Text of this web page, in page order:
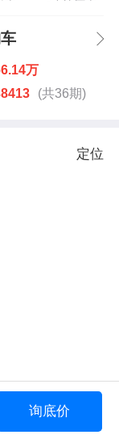
万
(共36期)
定位
询底价